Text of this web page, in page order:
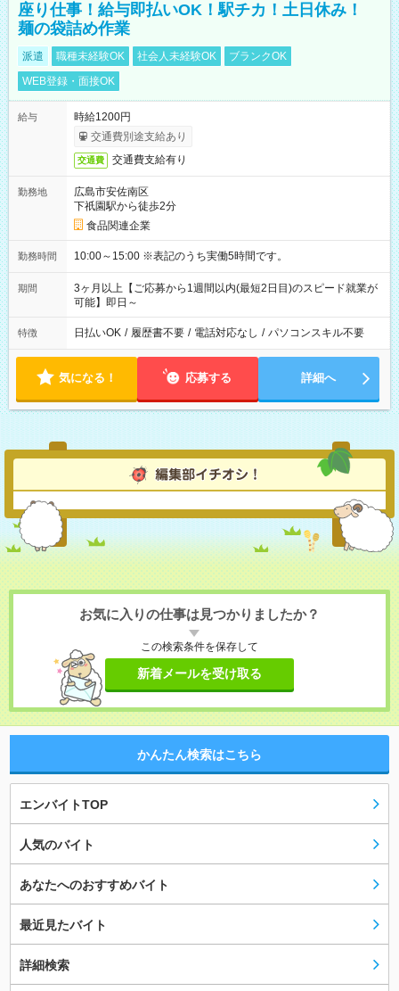
座り仕事！給与即払いOK！駅チカ！土日休み！
麺の袋詰め作業
派遣 職種未経験OK 社会人未経験OK
ブランクOK
WEB登録・面接OK
給与
時給1200円
交通費別途支給あり
交通費 交通費支給有り
勤務地
広島市安佐南区
下祇園駅から徒歩2分
食品関連企業
勤務時間 10:00～15:00 ※表記のうち実働5時間です。
期間
3ヶ月以上【ご応募から1週間以内(最短2日目)のスピード就業が
可能】即日～
特徴 日払いOK / 履歴書不要 / 電話対応なし / パソコンスキル不要
気になる！ 応募する 詳細へ
お気に入りの仕事は見つかりましたか？
この検索条件を保存して
新着メールを受け取る
かんたん検索はこちら
エンバイトTOP
人気のバイト
あなたへのおすすめバイト
最近見たバイト
詳細検索